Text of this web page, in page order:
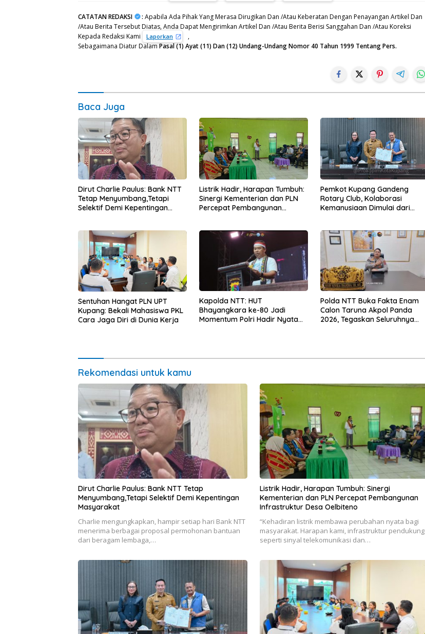
CATATAN REDAKSI : Apabila Ada Pihak Yang Merasa Dirugikan Dan /Atau Keberatan Dengan Penayangan Artikel Dan
/Atau Berita Tersebut Diatas, Anda Dapat Mengirimkan Artikel Dan /Atau Berita Berisi Sanggahan Dan /Atau Koreksi
Kepada Redaksi Kami
Laporkan
,
Sebagaimana Diatur DalamPasal (1) Ayat (11) Dan (12) Undang-Undang Nomor 40 Tahun 1999 Tentang Pers.
Baca Juga
Dirut Charlie Paulus: Bank NTT
Tetap Menyumbang,Tetapi
Selektif Demi Kepentingan
Listrik Hadir, Harapan Tumbuh:
Sinergi Kementerian dan PLN
Percepat Pembangunan
Pemkot Kupang Gandeng
Rotary Club, Kolaborasi
Kemanusiaan Dimulai dari
Sentuhan Hangat PLN UPT
Kupang: Bekali Mahasiswa PKL
Cara Jaga Diri di Dunia Kerja
Kapolda NTT: HUT
Bhayangkara ke-80 Jadi
Momentum Polri Hadir Nyata
Polda NTT Buka Fakta Enam
Calon Taruna Akpol Panda
2026, Tegaskan Seluruhnya
Rekomendasi untuk kamu
Dirut Charlie Paulus: Bank NTT Tetap
Menyumbang,Tetapi Selektif Demi Kepentingan
Masyarakat
Charlie mengungkapkan, hampir setiap hari Bank NTT
menerima berbagai proposal permohonan bantuan
dari beragam lembaga,…
Listrik Hadir, Harapan Tumbuh: Sinergi
Kementerian dan PLN Percepat Pembangunan
Infrastruktur Desa Oelbiteno
“Kehadiran listrik membawa perubahan nyata bagi
masyarakat. Harapan kami, infrastruktur pendukung
seperti sinyal telekomunikasi dan…